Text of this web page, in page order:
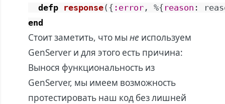
defp response( { :error , %{ reason :
end
Стоит заметить, что мы не используем
GenServer и для этого есть причина:
Вынося функциональность из
GenServer, мы имеем возможность
протестировать наш код без лишней